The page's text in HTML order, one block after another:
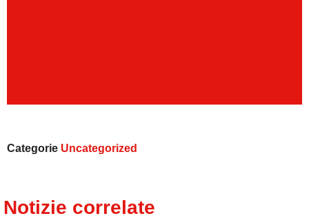
Categorie Uncategorized
Notizie correlate